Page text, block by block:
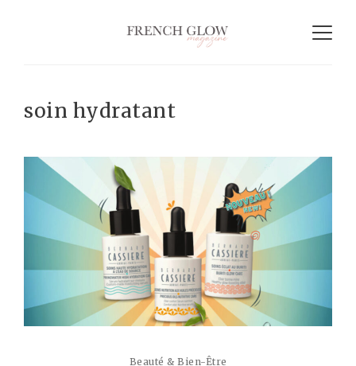
soin hydratant
Beauté & Bien-Être